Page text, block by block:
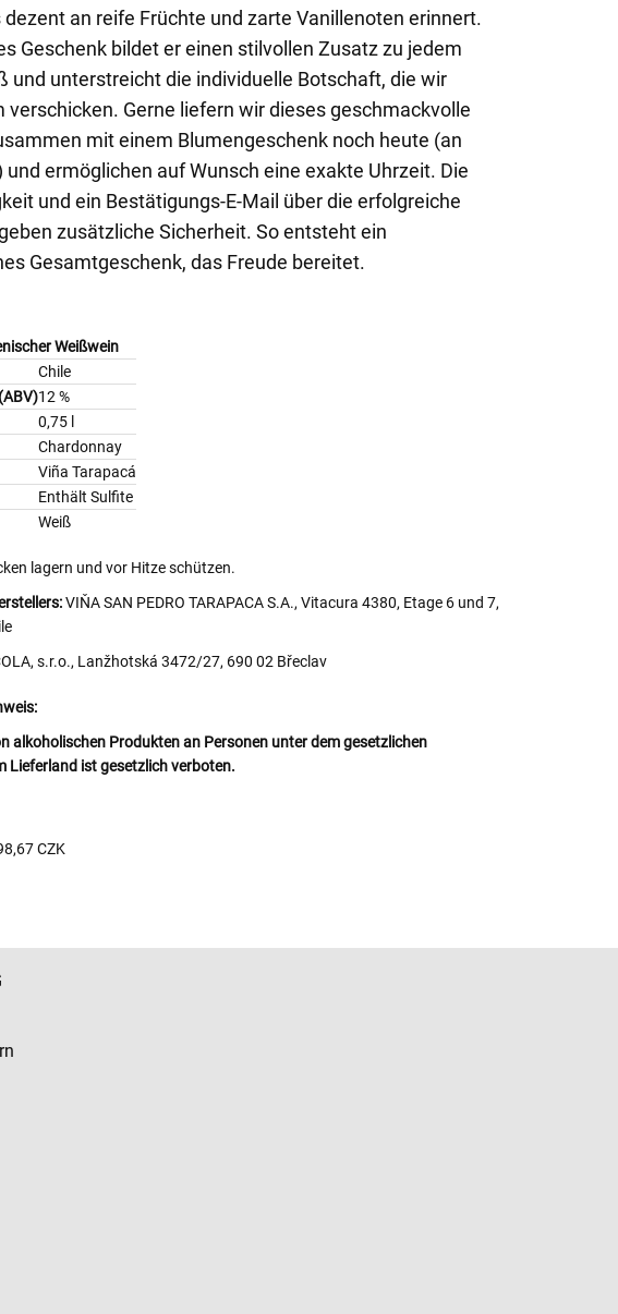
dezent an reife Früchte und zarte Vanillenoten erinnert.
Geschenk bildet er einen stilvollen Zusatz zu jedem
und unterstreicht die individuelle Botschaft, die wir
verschicken. Gerne liefern wir dieses geschmackvolle
mit einem Blumengeschenk noch heute (an
und ermöglichen auf Wunsch eine exakte Uhrzeit. Die
und ein Bestätigungs-E-Mail über die erfolgreiche
zusätzliche Sicherheit. So entsteht ein
Gesamtgeschenk, das Freude bereitet.
Weißwein
Chile
12 %
0,75 l
Chardonnay
Viña Tarapacá
Enthält Sulfite
Weiß
lagern und vor Hitze schützen.
VIŇA SAN PEDRO TARAPACA S.A., Vitacura 4380, Etage 6 und 7,
s.r.o., Lanžhotská 3472/27, 690 02 Břeclav
alkoholischen Produkten an Personen unter dem gesetzlichen
Lieferland ist gesetzlich verboten.
CZK